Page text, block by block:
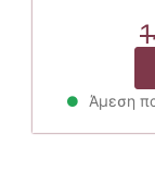
Άμεση